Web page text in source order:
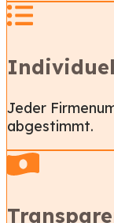
Jeder
abgestimmt.